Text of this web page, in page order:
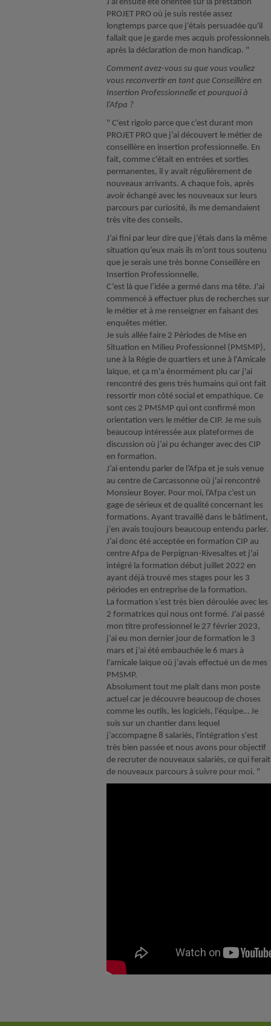
J’ai ensuite été orientée sur la prestation
PROJET PRO où je suis restée assez
longtemps parce que j'étais persuadée qu'il
fallait que je garde mes acquis professionnels
après la déclaration de mon handicap. "
Comment avez-vous su que vous vouliez
vous reconvertir en tant que Conseillère en
Insertion Professionnelle et pourquoi à
l’Afpa ?
" C'est rigolo parce que c’est durant mon
PROJET PRO que j’ai découvert le métier de
conseillère en insertion professionnelle. En
fait, comme c'était en entrées et sorties
permanentes, il y avait régulièrement de
nouveaux arrivants. A chaque fois, après
avoir échangé avec les nouveaux sur leurs
parcours par curiosité, ils me demandaient
très vite des conseils.
J’ai fini par leur dire que j’étais dans la même
situation qu’eux mais ils m’ont tous soutenu
que je serais une très bonne Conseillère en
Insertion Professionnelle.
C’est là que l’idée a germé dans ma tête. J'ai
commencé à effectuer plus de recherches sur
le métier et à me renseigner en faisant des
enquêtes métier.
Je suis allée faire 2 Périodes de Mise en
Situation en Milieu Professionnel (PMSMP),
une à la Régie de quartiers et une à l'Amicale
laïque, et ça m'a énormément plu car j'ai
rencontré des gens très humains qui ont fait
ressortir mon côté social et empathique. Ce
sont ces 2 PMSMP qui ont confirmé mon
orientation vers le métier de CIP. Je me suis
beaucoup intéressée aux plateformes de
discussion où j’ai pu échanger avec des CIP
en formation.
J’ai entendu parler de l’Afpa et je suis venue
au centre de Carcassonne où j'ai rencontré
Monsieur Boyer. Pour moi, l’Afpa c’est un
gage de sérieux et de qualité concernant les
formations. Ayant travaillé dans le bâtiment,
j’en avais toujours beaucoup entendu parler.
J’ai donc été acceptée en formation CIP au
centre Afpa de Perpignan-Rivesaltes et j'ai
intégré la formation début juillet 2022 en
ayant déjà trouvé mes stages pour les 3
périodes en entreprise de la formation.
La formation s’est très bien déroulée avec les
2 formatrices qui nous ont formé. J'ai passé
mon titre professionnel le 27 février 2023,
j’ai eu mon dernier jour de formation le 3
mars et j’ai été embauchée le 6 mars à
l’amicale laïque où j’avais effectué un de mes
PMSMP.
Absolument tout me plaît dans mon poste
actuel car je découvre beaucoup de choses
comme les outils, les logiciels, l’équipe… Je
suis sur un chantier dans lequel
j’accompagne 8 salariés, l'intégration s'est
très bien passée et nous avons pour objectif
de recruter de nouveaux salariés, ce qui ferait
de nouveaux parcours à suivre pour moi. "